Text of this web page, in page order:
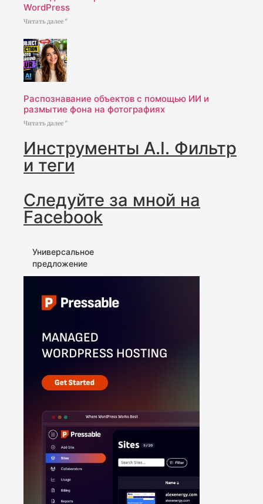
WordPress
Читать далее "
Распознавание объектов с помощью ИИ и
размытие фона на фотографиях
Читать далее "
Инструменты A.I. Фильтр
и теги
Следуйте за мной на
Facebook
Универсальное
предложение